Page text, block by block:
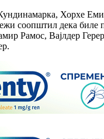
Хорхе
соопштил дека биле
Рамос, Вајлдер